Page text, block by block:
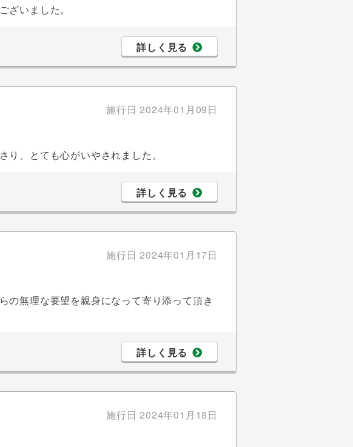
いました。
詳しく見る
施行日 2024年01月09日
、とても心がいやされました。
詳しく見る
施行日 2024年01月17日
の無理な要望を親身になって寄り添って頂き
詳しく見る
施行日 2024年01月18日